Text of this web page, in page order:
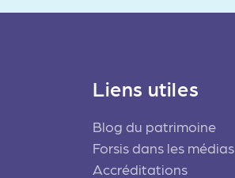
Liens utiles
Blog du patrimoine
Forsis dans les médias
Accréditations